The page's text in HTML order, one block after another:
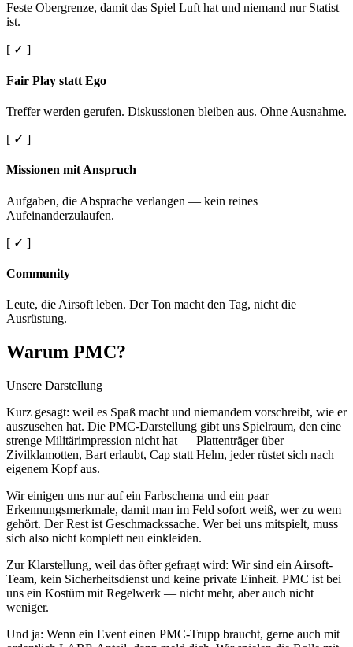
Feste Obergrenze, damit das Spiel Luft hat und niemand nur Statist
ist.
[ ✓ ]
Fair Play statt Ego
Treffer werden gerufen. Diskussionen bleiben aus. Ohne Ausnahme.
[ ✓ ]
Missionen mit Anspruch
Aufgaben, die Absprache verlangen — kein reines
Aufeinanderzulaufen.
[ ✓ ]
Community
Leute, die Airsoft leben. Der Ton macht den Tag, nicht die
Ausrüstung.
Warum PMC?
Unsere Darstellung
Kurz gesagt: weil es Spaß macht und niemandem vorschreibt, wie er
auszusehen hat. Die PMC-Darstellung gibt uns Spielraum, den eine
strenge Militärimpression nicht hat — Plattenträger über
Zivilklamotten, Bart erlaubt, Cap statt Helm, jeder rüstet sich nach
eigenem Kopf aus.
Wir einigen uns nur auf ein Farbschema und ein paar
Erkennungsmerkmale, damit man im Feld sofort weiß, wer zu wem
gehört. Der Rest ist Geschmackssache. Wer bei uns mitspielt, muss
sich also nicht komplett neu einkleiden.
Zur Klarstellung, weil das öfter gefragt wird: Wir sind ein Airsoft-
Team, kein Sicherheitsdienst und keine private Einheit. PMC ist bei
uns ein Kostüm mit Regelwerk — nicht mehr, aber auch nicht
weniger.
Und ja: Wenn ein Event einen PMC-Trupp braucht, gerne auch mit